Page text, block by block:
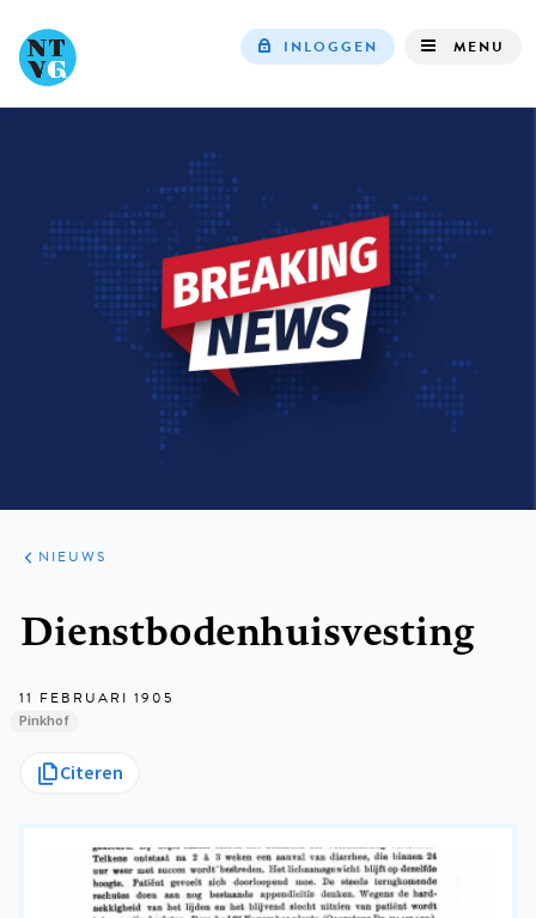
INLOGGEN MENU
ARTIKELEN
HET
KORT
NIEUWS
Dienstbodenhuisvesting
11 FEBRUARI 1905
Pinkhof
Citeren